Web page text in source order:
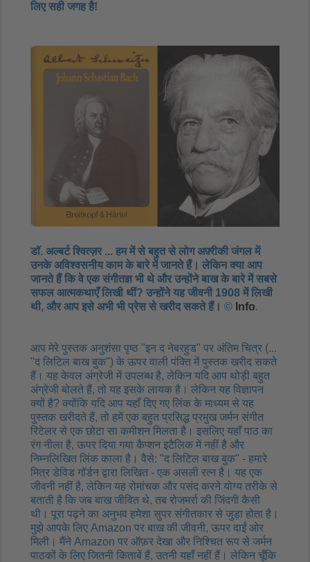
लिए सही जगह है!​
डॉ. अल्बर्ट श्वित्ज़र ... हम में से बहुत से लोग अफ़्रीकी जंगल में
उनके अविश्वसनीय काम के बारे में जानते हैं। लेकिन क्या आप
जानते हैं कि वे एक संगीतज्ञ भी थे और उन्होंने बाख के बारे में सबसे
सफल आत्मकथाएँ लिखी थीं? उन्होंने यह जीवनी 1908 में लिखी
थी, और आप इसे अभी भी प्रेस से खरीद सकते हैं।​ © Info.
आप मेरे पुस्तक अनुशंसा पृष्ठ "इन द नेबरहुड" पर अंतिम चित्र (...
"द लिटिल बाख बुक") के ऊपर वाली पंक्ति में पुस्तक खरीद सकते
हैं। यह केवल अंग्रेजी में उपलब्ध है, लेकिन यदि आप थोड़ी बहुत
अंग्रेजी बोलते हैं, तो यह इसके लायक है। लेकिन यह विज्ञापन
क्यों है? क्योंकि यदि आप यहाँ दिए गए लिंक के माध्यम से यह
पुस्तक खरीदते हैं, तो हमें एक बहुत प्रसिद्ध प्रमुख जर्मन संगीत
रिटेलर से एक छोटा सा कमीशन मिलता है। इसलिए यहाँ पाठ का
रंग नीला है, ऊपर दिया गया कैप्शन इटैलिक में नहीं है और
निम्नलिखित लिंक काला है। वैसे: "द लिटिल बाख बुक" - हमारे
मित्र डेविड गॉर्डन द्वारा लिखित - एक असली रत्न है। यह एक
जीवनी नहीं है, लेकिन यह रोमांचक और पसंद करने योग्य तरीके से
बताती है कि जब बाख जीवित थे, तब रोजमर्रा की जिंदगी कैसी
थी। पूरा पढ़ने का अनुभव हमेशा सुपर संगीतकार से जुड़ा होता है।
मुझे आपके लिए Amazon पर बाख की जीवनी, ऊपर दाईं ओर
मिली। मैंने Amazon पर ऑफ़र देखा और निश्चित रूप से जर्मन
पाठकों के लिए जितनी किताबें हैं, उतनी यहाँ नहीं हैं। लेकिन चूँकि